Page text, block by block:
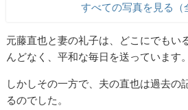
すべての写真を見る（
元藤直也と妻の礼子は、どこにでもい
んどなく、平和な毎日を送っています。
しかしその一方で、夫の直也は過去の
るのでした。